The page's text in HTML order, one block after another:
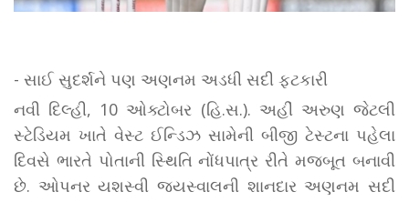
- સાઈ સુદર્શને પણ અણનમ અડધી સદી ફટકારી
નવી દિલ્હી, 10 ઓક્ટોબર (હિ.સ.). અહીં અરુણ જેટલી
સ્ટેડિયમ ખાતે વેસ્ટ ઈન્ડિઝ સામેની બીજી ટેસ્ટના પહેલા
દિવસે ભારતે પોતાની સ્થિતિ નોંધપાત્ર રીતે મજબૂત બનાવી
છે. ઓપનર યશસ્વી જયસ્વાલની શાનદાર અણનમ સદી